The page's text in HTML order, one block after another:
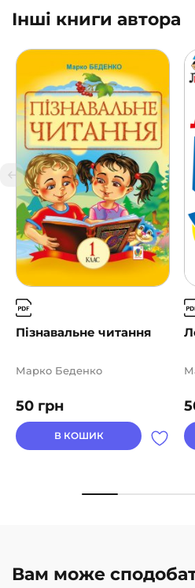
Інші книги автора
Пізнавальне читання
50 грн
Марко Беденко
В КОШИК
Вам може